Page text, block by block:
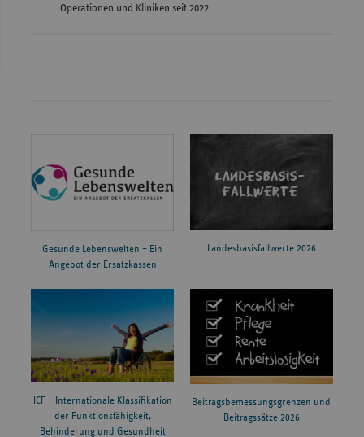
Operationen und Kliniken seit 2022
Gesunde Lebenswelten – Ein
Angebot der Ersatzkassen
Landesbasisfallwerte 2026
ICF – Internationale Klassifikation
der Funktionsfähigkeit,
Behinderung und Gesundheit
Beitragsbemessungsgrenzen und
Beitragssätze 2026